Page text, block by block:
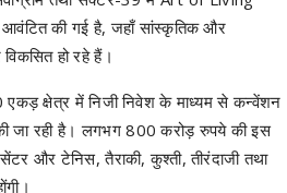
क्षेत्र में निजी निवेश के माध्यम से कन्वेंशन
जा रही है। लगभग 800 करोड़ रुपये की इस
और टेनिस, तैराकी, कुश्ती, तीरंदाजी तथा
का उभरता हब